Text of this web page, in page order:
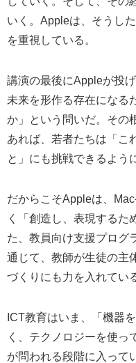
いく。Appleは、そうし
を重視している。
講演の最後にAppleが投
未来を形作る存在になる
か」という問いだ。その
あれば、若者たちは「こ
と」にも挑戦できるよう
だからこそAppleは、
く「創造し、表現するた
た、教員向け支援プログ
通じて、教師が生徒の主
づくりにも力を入れてい
ICT教育はいま、「機器
く、テクノロジーを使っ
が問われる段階に入って